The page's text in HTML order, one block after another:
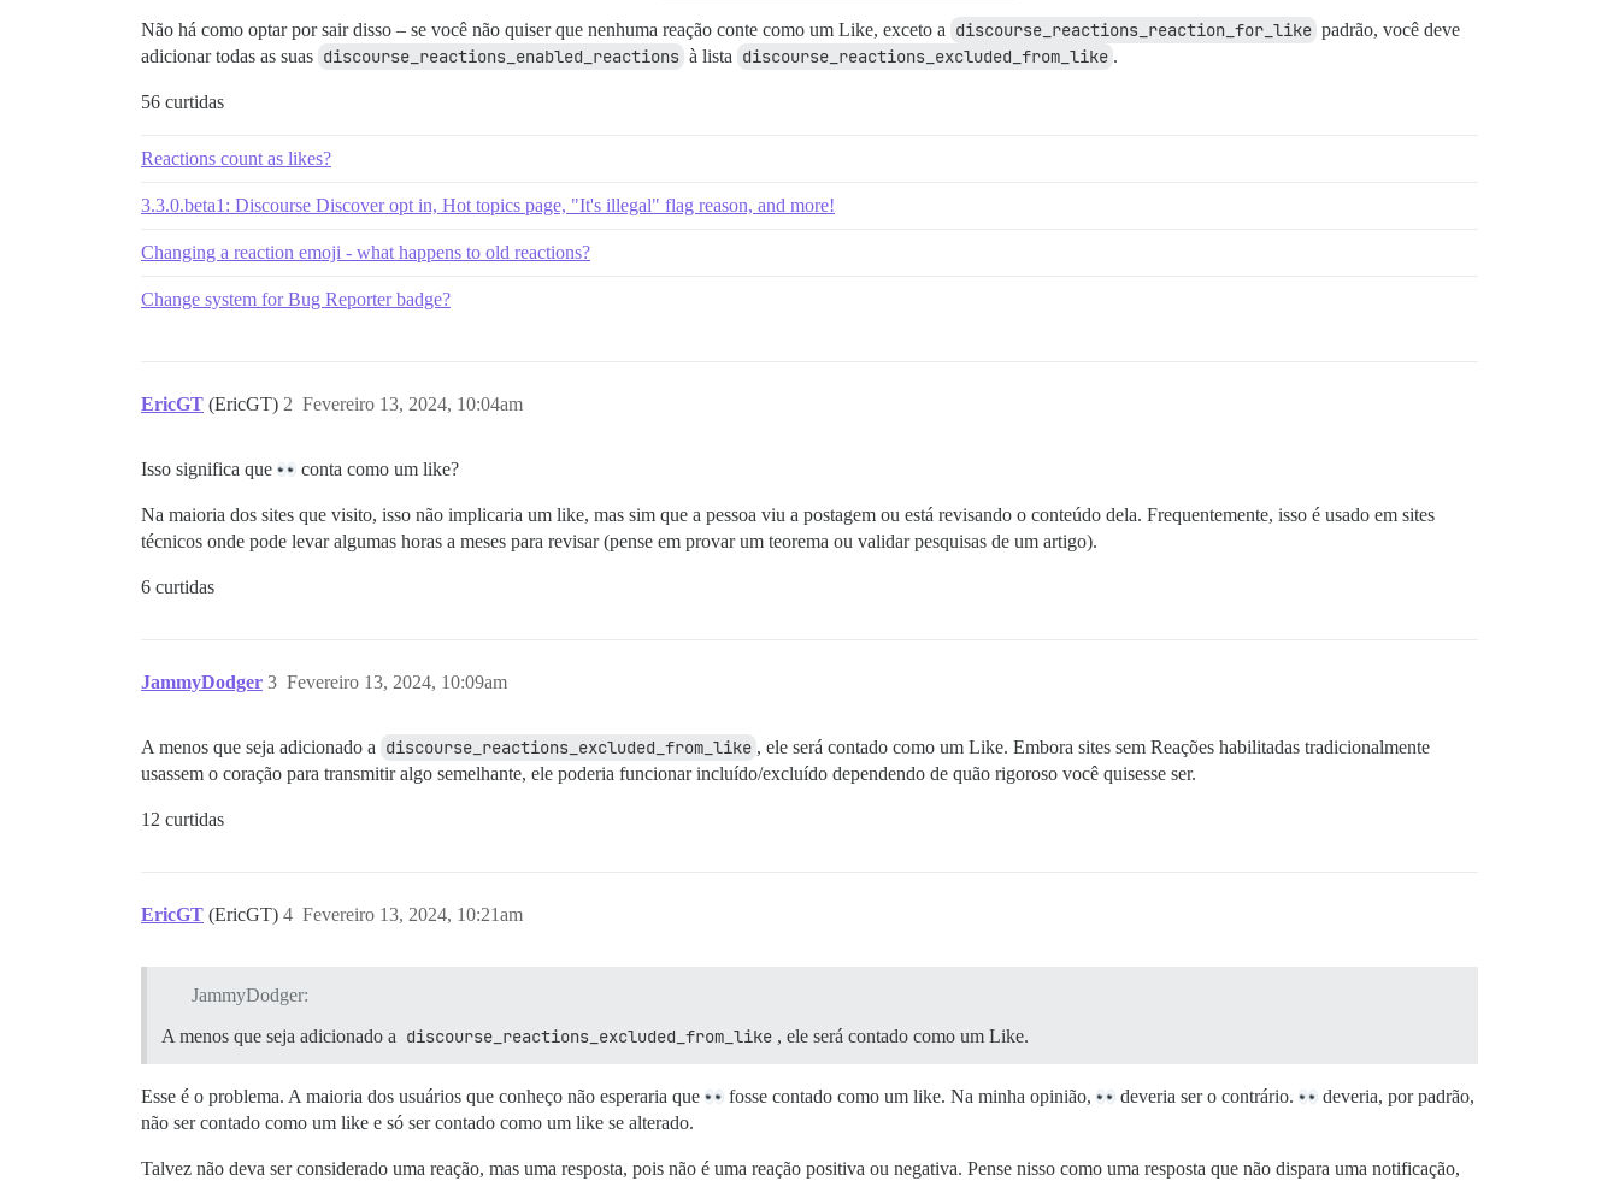
Não há como optar por sair disso – se você não quiser que nenhuma reação conte como um Like, exceto a discourse_reactions_reaction_for_like padrão, você deve
adicionar todas as suas discourse_reactions_enabled_reactions à lista discourse_reactions_excluded_from_like .
56 curtidas
Reactions count as likes?
3.3.0.beta1: Discourse Discover opt in, Hot topics page, "It's illegal" flag reason, and more!
Changing a reaction emoji - what happens to old reactions?
Change system for Bug Reporter badge?
EricGT (EricGT) Fevereiro 13, 2024, 10:04am
2
Isso significa que conta como um like?
Na maioria dos sites que visito, isso não implicaria um like, mas sim que a pessoa viu a postagem ou está revisando o conteúdo dela. Frequentemente, isso é usado em sites
técnicos onde pode levar algumas horas a meses para revisar (pense em provar um teorema ou validar pesquisas de um artigo).
6 curtidas
JammyDodger Fevereiro 13, 2024, 10:09am
3
A menos que seja adicionado a discourse_reactions_excluded_from_like , ele será contado como um Like. Embora sites sem Reações habilitadas tradicionalmente
usassem o coração para transmitir algo semelhante, ele poderia funcionar incluído/excluído dependendo de quão rigoroso você quisesse ser.
12 curtidas
EricGT (EricGT) Fevereiro 13, 2024, 10:21am
4
JammyDodger:
A menos que seja adicionado a discourse_reactions_excluded_from_like , ele será contado como um Like.
Esse é o problema. A maioria dos usuários que conheço não esperaria que fosse contado como um like. Na minha opinião, deveria ser o contrário.
deveria, por padrão,
não ser contado como um like e só ser contado como um like se alterado.
Talvez não deva ser considerado uma reação, mas uma resposta, pois não é uma reação positiva ou negativa. Pense nisso como uma resposta que não dispara uma notificação,